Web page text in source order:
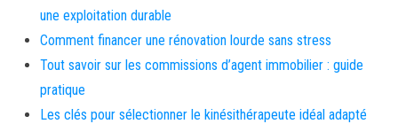
une exploitation durable
Comment financer une rénovation lourde sans stress
Tout savoir sur les commissions d’agent immobilier : guide
pratique
Les clés pour sélectionner le kinésithérapeute idéal adapté